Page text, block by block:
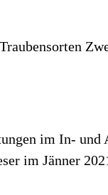
im In-
im Jänner